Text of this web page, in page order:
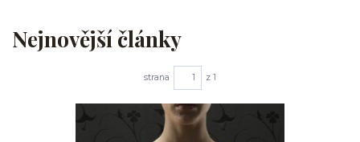
Nejnovější články
strana z 1